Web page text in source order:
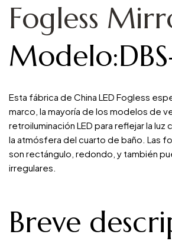
Fogless
Esta fábrica de China LED Fogless
marco, la mayoría de los modelos de
retroiluminación LED para reflejar la luz
la atmósfera del cuarto de baño. Las
son rectángulo, redondo, y también
irregulares.
Breve